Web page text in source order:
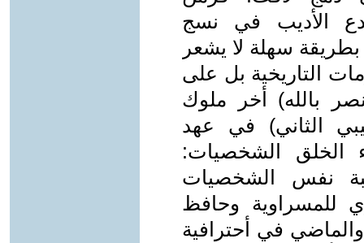
الأديب في نسج
بطريقة سهلة لا يشعر
التاريخية بل على
بالله) أخر ملوك
الثاني) في عهد
الخلق الشخصيات:
نفس الشخصيات
للمسراوية وحافظ
في أحترافية